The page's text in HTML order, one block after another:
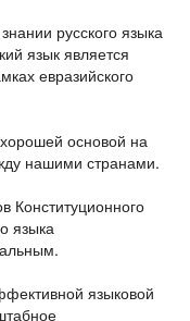
русского языка
язык является
евразийского
основой на
нашими странами.
Конституционного
языка
языковой